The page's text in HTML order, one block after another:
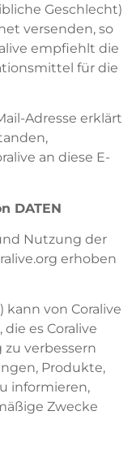
Geschlecht)
versenden, so
empfiehlt die
für die
Adresse erklärt
an diese E-
DATEN
Nutzung der
erhoben
kann von Coralive
es Coralive
verbessern
Produkte,
informieren,
Zwecke